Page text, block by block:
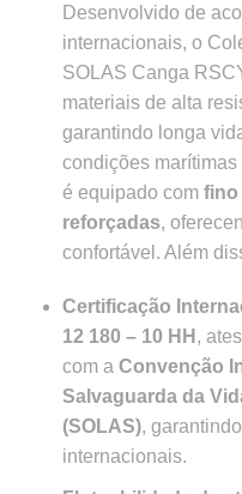
Desenvolvido de
internacionais, o
SOLAS Canga
materiais de alta
garantindo longa
condições
é equipado com fino
reforçadas,
confortável. Além
Certificação
12 180 – 10 HH ,
com a Convenção
Salvaguarda da
(SOLAS),
internacionais.